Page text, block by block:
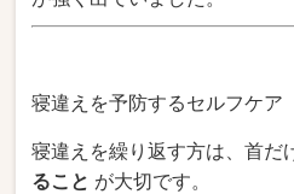
寝違えを予防するセルフケア
寝違えを繰り返す方は、首だ
ること が大切です。